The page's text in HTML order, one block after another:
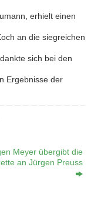
erhielt einen
an die siegreichen
sich bei den
Ergebnisse der
Meyer übergibt die
an Jürgen Preuss